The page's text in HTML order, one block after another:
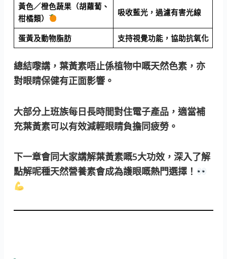
黃色／橙色蔬果（胡蘿蔔、
柑橘類）
吸收藍光，過濾有害光線
蛋黃及動物脂肪 支持視覺功能，協助抗氧化
總結嚟講，葉黃素唔止係植物中嘅天然色素，亦
對眼睛保健有正面影響。
大部分上班族每日長時間對住電子產品，適當補
充葉黃素可以有效減輕眼睛負擔同疲勞。
下一章會同大家講解葉黃素嘅5大功效，深入了解
點解呢種天然營養素會成為護眼嘅熱門選擇！